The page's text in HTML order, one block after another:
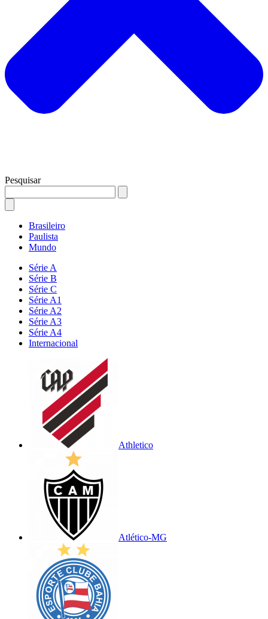
Pesquisar
Brasileiro
Paulista
Mundo
Série A
Série B
Série C
Série A1
Série A2
Série A3
Série A4
Internacional
Athletico
Atlético-MG